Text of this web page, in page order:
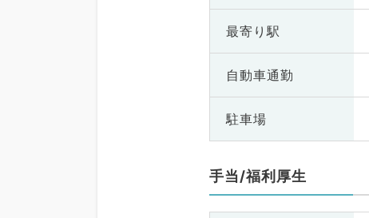
最寄り駅
自動車通勤
駐車場
手当/福利厚生